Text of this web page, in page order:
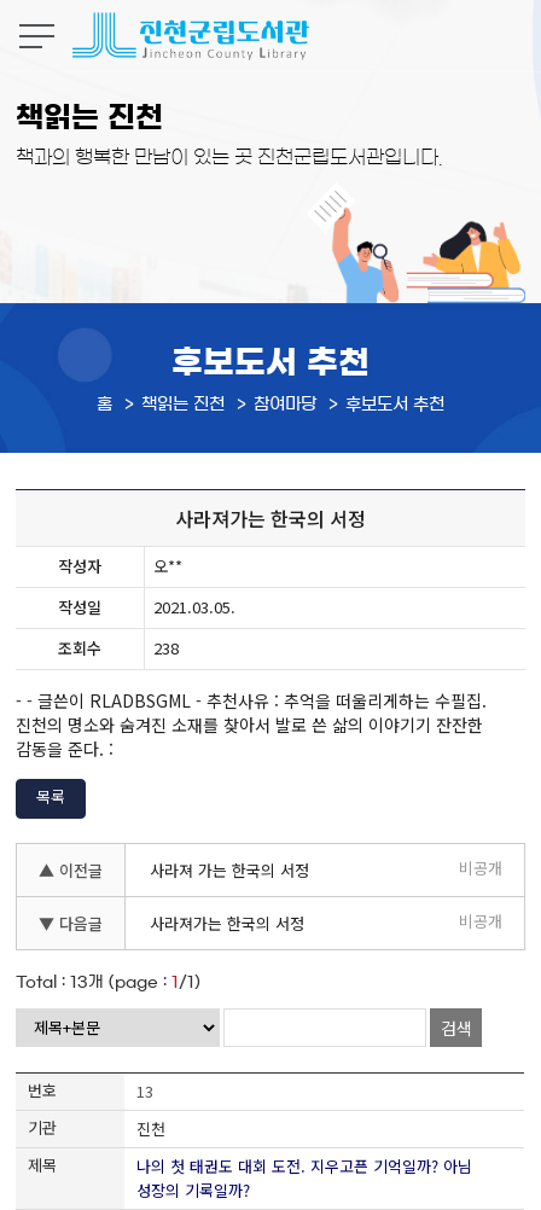
책읽는 진천
책과의 행복한 만남이 있는 곳 진천군립도서관입니다.
후보도서 추천
홈 책읽는 진천 참여마당 후보도서 추천
사라져가는 한국의 서정
작성자
오**
작성일
2021.03.05.
조회수
238
- - 글쓴이 RLADBSGML - 추천사유 : 추억을 떠울리게하는 수필집.
진천의 명소와 숨겨진 소재를 찾아서 발로 쓴 삶의 이야기기 잔잔한
감동을 준다. :
목록
▲ 이전글 사라져 가는 한국의 서정 비공개
▼ 다음글 사라져가는 한국의 서정 비공개
Total :13개 (page :1 /1)
검색
13
진천
나의 첫 태권도 대회 도전. 지우고픈 기억일까? 아님
성장의 기록일까?